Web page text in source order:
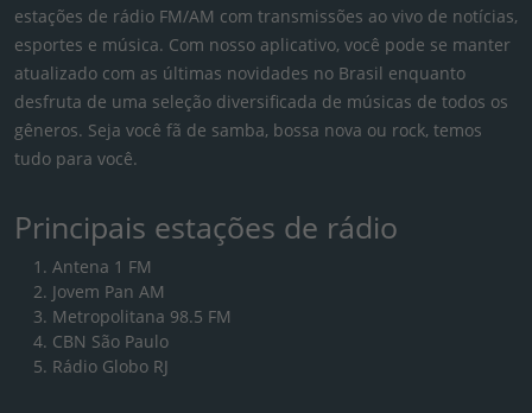
estações de rádio FM/AM com transmissões ao vivo de notícias,
esportes e música. Com nosso aplicativo, você pode se manter
atualizado com as últimas novidades no Brasil enquanto
desfruta de uma seleção diversificada de músicas de todos os
gêneros. Seja você fã de samba, bossa nova ou rock, temos
tudo para você.
Principais estações de rádio
Antena 1 FM
Jovem Pan AM
Metropolitana 98.5 FM
CBN São Paulo
Rádio Globo RJ